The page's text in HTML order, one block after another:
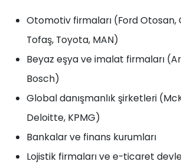
Otomotiv firmaları (Ford Otosan,
Tofaş, Toyota, MAN)
Beyaz eşya ve imalat firmaları
Bosch)
Global danışmanlık şirketleri
Deloitte, KPMG)
Bankalar ve finans kurumları
Lojistik firmaları ve e-ticaret